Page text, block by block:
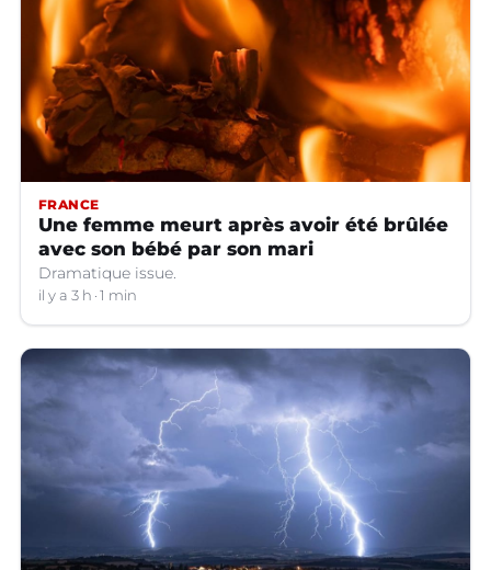
FRANCE
Une femme meurt après avoir été brûlée
avec son bébé par son mari
Dramatique issue.
il y a 3 h 1 min